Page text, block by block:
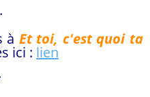
à Et toi, c'est quoi ta
ici : lien